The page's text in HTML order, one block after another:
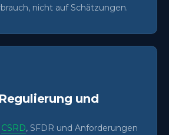
nicht auf Schätzungen.
und
CSRD, SFDR und Anforderungen